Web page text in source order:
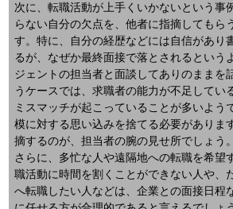
次に、転職活動が上手くいかないという事
らない自分の欠点を、他者に指摘してもら
す。特に、自分の経歴などには自信があり
るが、なぜか最終面接で落とされるという
ジェントの担当者と面談してありのままを
うケースでは、求職者の能力が不足してい
ミスマッチが起こっていることが多いよう
模に対する思い込みを捨てる必要がありま
摘するのが、担当者の腕の見せ所でしょう。
さらに、多忙な人や遠隔地への転職を希望
職活動に時間を割くことができない人や、
へ転職したい人などは、企業との面接日程